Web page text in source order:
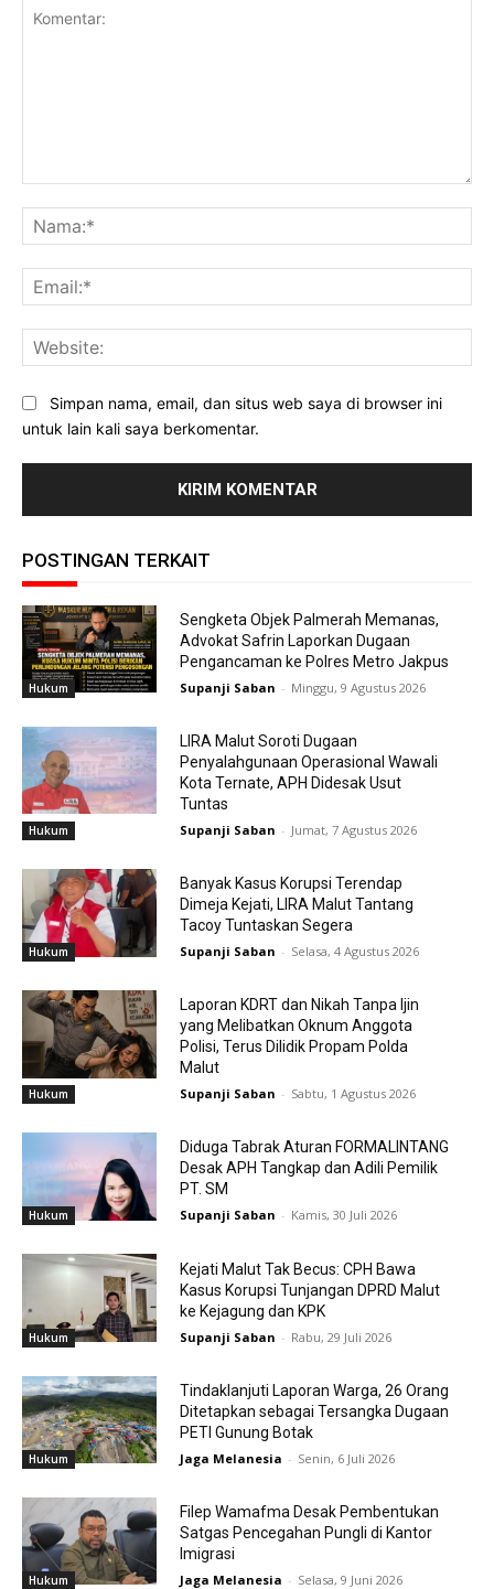
Simpan nama, email, dan situs web saya di browser ini
untuk lain kali saya berkomentar.
POSTINGAN TERKAIT
Hukum
Sengketa Objek Palmerah Memanas,
Advokat Safrin Laporkan Dugaan
Pengancaman ke Polres Metro Jakpus
Supanji Saban - Minggu, 9 Agustus 2026
Hukum
LIRA Malut Soroti Dugaan
Penyalahgunaan Operasional Wawali
Kota Ternate, APH Didesak Usut
Tuntas
Supanji Saban - Jumat, 7 Agustus 2026
Hukum
Banyak Kasus Korupsi Terendap
Dimeja Kejati, LIRA Malut Tantang
Tacoy Tuntaskan Segera
Supanji Saban - Selasa, 4 Agustus 2026
Hukum
Laporan KDRT dan Nikah Tanpa Ijin
yang Melibatkan Oknum Anggota
Polisi, Terus Dilidik Propam Polda
Malut
Supanji Saban - Sabtu, 1 Agustus 2026
Hukum
Diduga Tabrak Aturan FORMALINTANG
Desak APH Tangkap dan Adili Pemilik
PT. SM
Supanji Saban - Kamis, 30 Juli 2026
Hukum
Kejati Malut Tak Becus: CPH Bawa
Kasus Korupsi Tunjangan DPRD Malut
ke Kejagung dan KPK
Supanji Saban - Rabu, 29 Juli 2026
Hukum
Tindaklanjuti Laporan Warga, 26 Orang
Ditetapkan sebagai Tersangka Dugaan
PETI Gunung Botak
Jaga Melanesia - Senin, 6 Juli 2026
Hukum
Filep Wamafma Desak Pembentukan
Satgas Pencegahan Pungli di Kantor
Imigrasi
Jaga Melanesia - Selasa, 9 Juni 2026